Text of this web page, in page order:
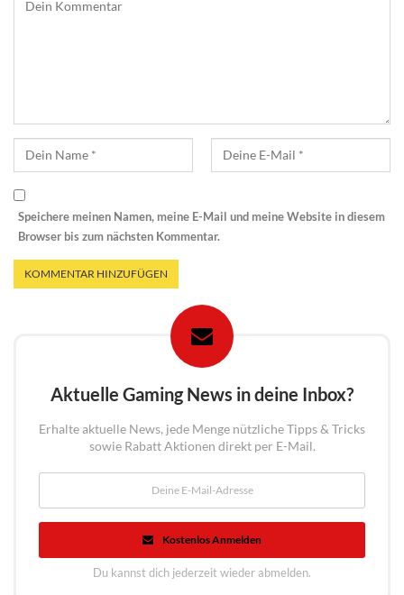
Speichere meinen Namen, meine E-Mail und meine Website in diesem
Browser bis zum nächsten Kommentar.
Aktuelle Gaming News in deine Inbox?
Erhalte aktuelle News, jede Menge nützliche Tipps & Tricks
sowie Rabatt Aktionen direkt per E-Mail.
Kostenlos Anmelden
Du kannst dich jederzeit wieder abmelden.